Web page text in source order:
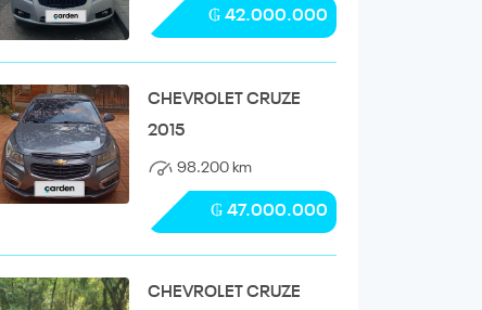
₲ 42.000.000
CHEVROLET CRUZE
2015
98.200 km
₲ 47.000.000
CHEVROLET CRUZE